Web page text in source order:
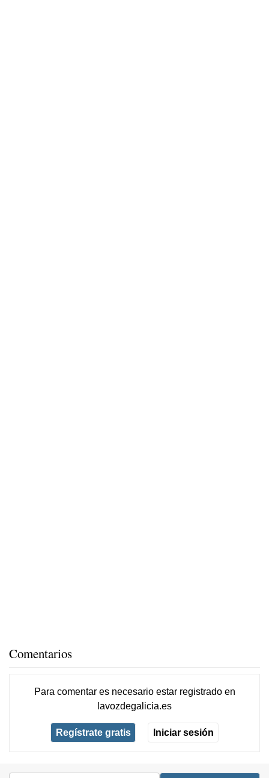
Comentarios
Para comentar es necesario estar registradoen
lavozdegalicia.es
Regístrate gratis Iniciar sesión